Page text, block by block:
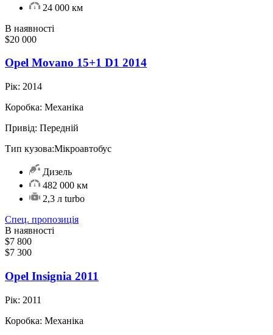
24 000 км
В наявності
$20 000
Opel Movano 15+1 D1 2014
Рік: 2014
Коробка: Механіка
Привід: Передній
Тип кузова:Мікроавтобус
Дизель
482 000 км
2,3 л turbo
Спец. пропозиція
В наявності
$7 800
$7 300
Opel Іnsignia 2011
Рік: 2011
Коробка: Механіка